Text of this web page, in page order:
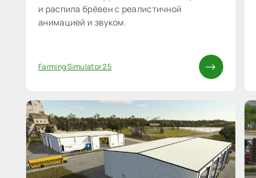
и распила брёвен с реалистичной
анимацией и звуком.
Farming Simulator 25